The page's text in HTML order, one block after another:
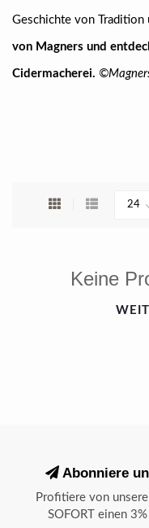
Geschichte von Tradition
von Magners und
Cidermacherei.
Keine
Abonniere
Profitiere von
SOFORT einen